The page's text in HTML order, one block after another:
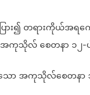
ား၍ တရားကိုယ်အရ
သိုလ် စေတနာ ၁၂-ပ
သော အကုသိုလ်စေတန